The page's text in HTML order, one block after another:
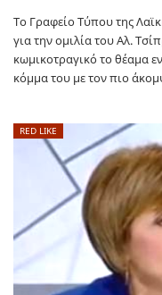
Το Γραφείο Τύπου της
για την ομιλία του Αλ.
κωμικοτραγικό το θέαμα
κόμμα του με τον πιο
RED LIKE